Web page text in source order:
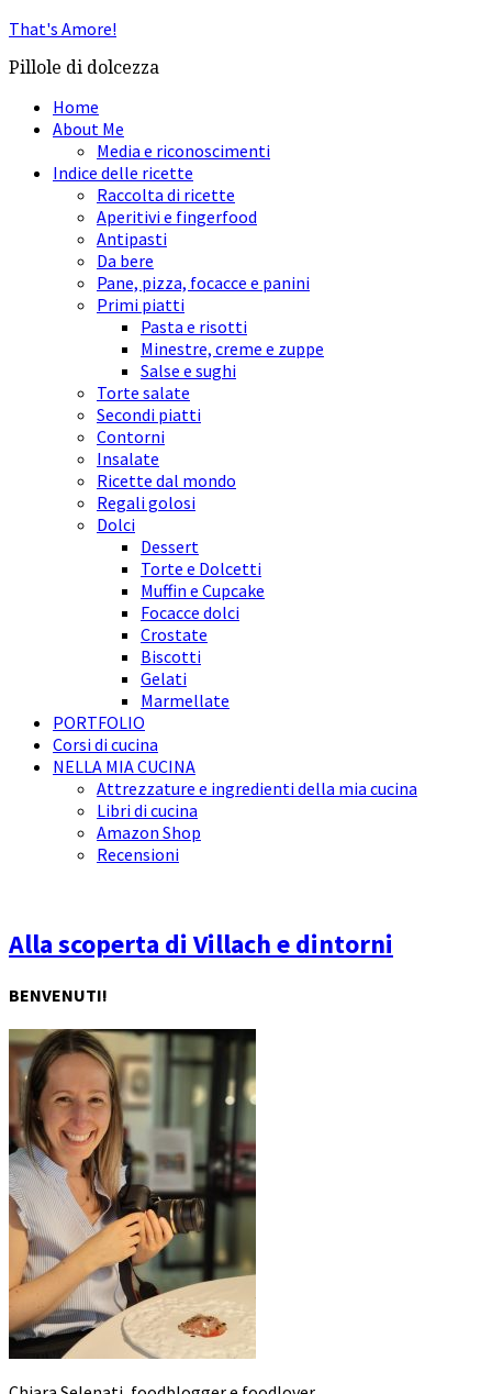
That's Amore!
Pillole di dolcezza
Home
About Me
Media e riconoscimenti
Indice delle ricette
Raccolta di ricette
Aperitivi e fingerfood
Antipasti
Da bere
Pane, pizza, focacce e panini
Primi piatti
Pasta e risotti
Minestre, creme e zuppe
Salse e sughi
Torte salate
Secondi piatti
Contorni
Insalate
Ricette dal mondo
Regali golosi
Dolci
Dessert
Torte e Dolcetti
Muffin e Cupcake
Focacce dolci
Crostate
Biscotti
Gelati
Marmellate
PORTFOLIO
Corsi di cucina
NELLA MIA CUCINA
Attrezzature e ingredienti della mia cucina
Libri di cucina
Amazon Shop
Recensioni
Alla scoperta di Villach e dintorni
BENVENUTI!